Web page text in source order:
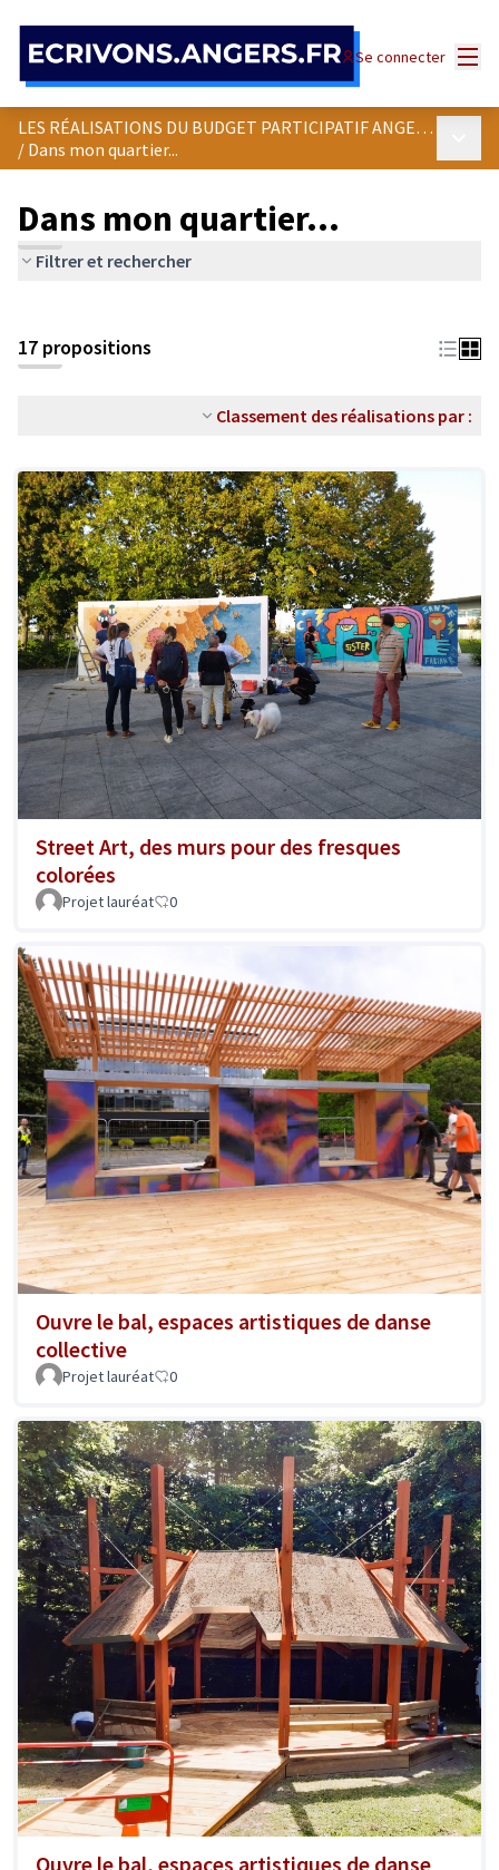
Se connecter
LES RÉALISATIONS DU BUDGET PARTICIPATIF ANGEVIN
/ Dans mon quartier...
Dans mon quartier...
Filtrer et rechercher
+
−
17 propositions
Classement des réalisations par :
Street Art, des murs pour des fresques
colorées
Projet lauréat 0
Ouvre le bal, espaces artistiques de danse
collective
Projet lauréat 0
Ouvre le bal, espaces artistiques de danse